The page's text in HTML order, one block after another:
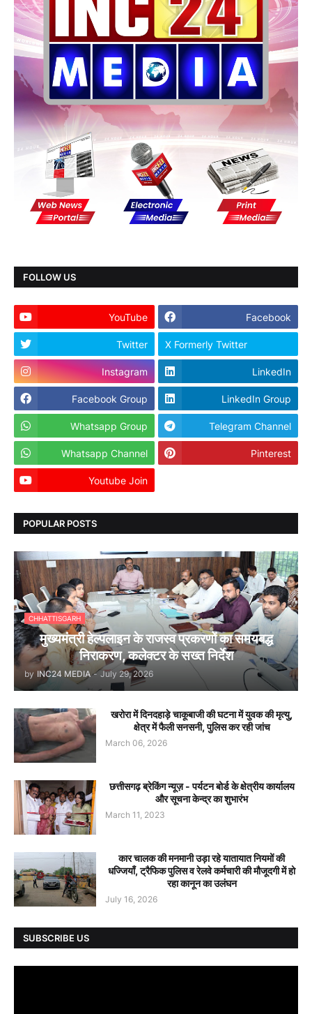
FOLLOW US
YouTube Facebook
Twitter X Formerly Twitter
Instagram LinkedIn
Facebook Group LinkedIn Group
Whatsapp Group Telegram Channel
Whatsapp Channel Pinterest
Youtube Join
POPULAR POSTS
CHHATTISGARH
मुख्यमंत्री हेल्पलाइन के राजस्व प्रकरणों का समयबद्ध
निराकरण, कलेक्टर के सख्त निर्देश
by INC24 MEDIA - July 29, 2026
खरोरा में दिनदहाड़े चाकूबाजी की घटना में युवक की मृत्यु,
क्षेत्र में फैली सनसनी, पुलिस कर रही जांच
March 06, 2026
छत्तीसगढ़ ब्रेकिंग न्यूज़ - पर्यटन बोर्ड के क्षेत्रीय कार्यालय
और सूचना केन्द्र का शुभारंभ
March 11, 2023
कार चालक की मनमानी उड़ा रहे यातायात नियमों की
धज्जियाँ, ट्रैफिक पुलिस व रेलवे कर्मचारी की मौजूदगी में हो
रहा कानून का उलंघन
July 16, 2026
SUBSCRIBE US